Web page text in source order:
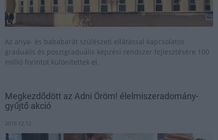
Az anya- és bababarát szülészeti ellátással kapcsolatos
graduális és posztgraduális képzési rendszer fejlesztésére 100
millió forintot különítettek el.
Megkezdődött az Adni Öröm! élelmiszeradomány-
gyűjtő akció
2019.12.12